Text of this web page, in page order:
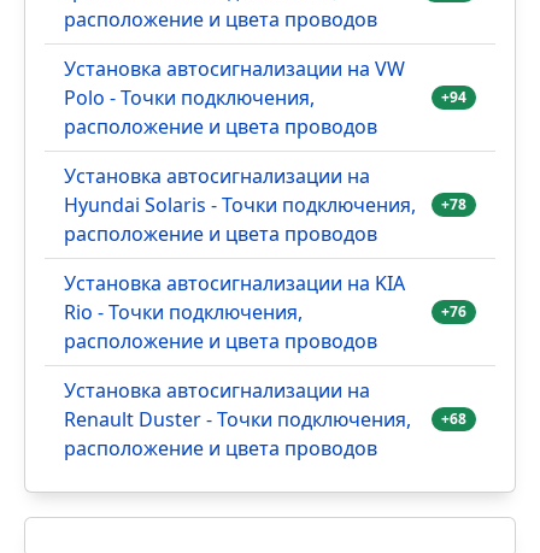
Принимаюусловия использования.
Обновить
Отправить Очистить
Самое комментируемое HIT
Установка автосигнализации на Лада
Гранта - Точки подключения,
расположение и цвета проводов
+126